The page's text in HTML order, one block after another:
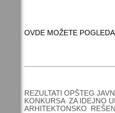
OVDE MOŽETE
REZULTATI OPŠTEG
KONKURSA ZA IDEJNO
ARHITEKTONSKO